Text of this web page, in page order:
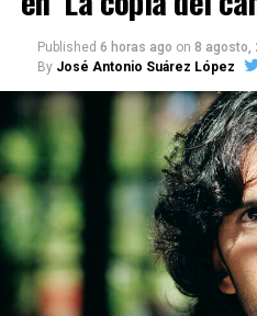
Published 6 horas ago on 8 agosto,
By José Antonio Suárez López